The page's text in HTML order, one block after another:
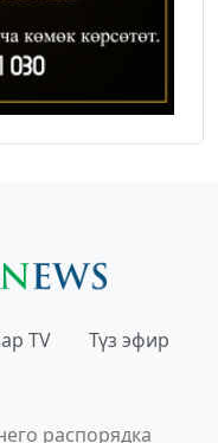
TV Түз эфир
распорядка